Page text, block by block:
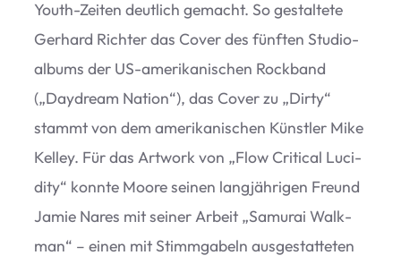
Youth-Zei­ten deut­lich gemacht. So gestal­tete
Ger­hard Rich­ter das Cover des fünf­ten Stu­dio­
al­bums der US-ame­ri­ka­ni­schen Rock­band
(„Day­d­ream Nation“), das Cover zu „Dirty“
stammt von dem ame­ri­ka­ni­schen Künst­ler Mike
Kel­ley. Für das Art­work von „Flow Cri­ti­cal Luci­
dity“ konnte Moore sei­nen lang­jäh­ri­gen Freund
Jamie Nares mit sei­ner Arbeit „Samu­rai Walk­
man“ – einen mit Stimm­ga­beln aus­ge­stat­te­ten